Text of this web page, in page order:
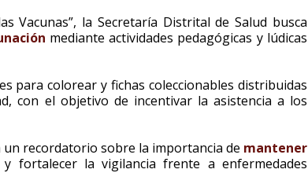
Vacunas”, la Secretaría Distrital de Salud busca
mediante actividades pedagógicas y lúdicas
para colorear y fichas coleccionables distribuidas
con el objetivo de incentivar la asistencia a los
recordatorio sobre la importancia de mantener
y fortalecer la vigilancia frente a enfermedades